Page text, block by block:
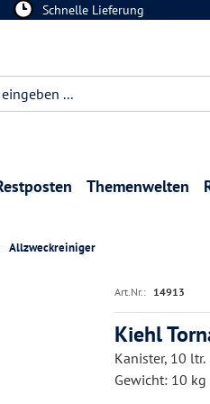
Schnelle Lieferung
Themenwelten
Allzweckreiniger
Art.Nr.: 14913
Kiehl
Kanister, 10 ltr.
Gewicht: 10 kg